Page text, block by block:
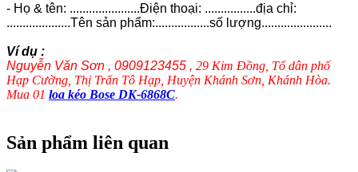
- Họ & tên: ......................Điện thoại: ................địa chỉ:
....................Tên sản phẩm:.................số lượng......................
Ví dụ :
Nguyễn Văn Sơn , 0909123455 , 29 Kim Đồng, Tổ dân phố
Hạp Cường, Thị Trấn Tô Hạp, Huyện Khánh Sơn, Khánh Hòa.
Mua 01 loa kéo Bose DK-6868C.
Sản phẩm liên quan